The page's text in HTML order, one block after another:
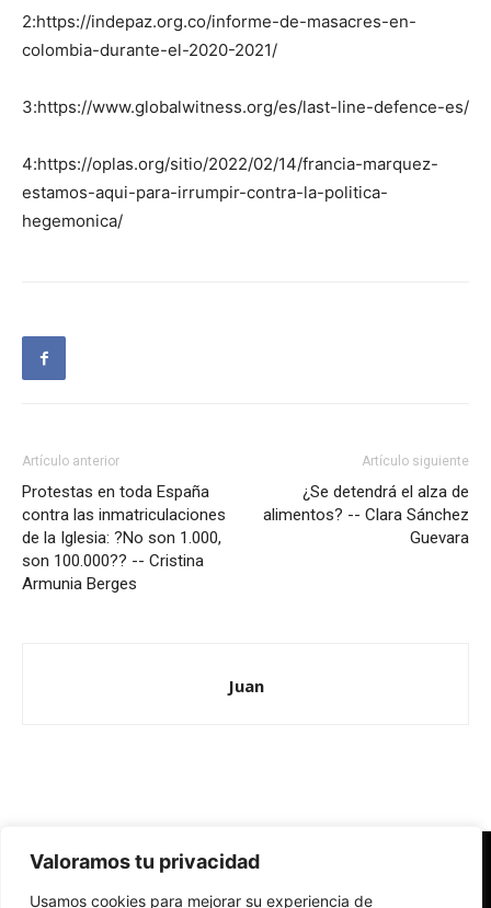
Valoramos tu privacidad
Usamos cookies para mejorar su experiencia de
2:https://indepaz.org.co/informe-de-masacres-en-
colombia-durante-el-2020-2021/
3:https://www.globalwitness.org/es/last-line-defence-es/
4:https://oplas.org/sitio/2022/02/14/francia-marquez-
estamos-aqui-para-irrumpir-contra-la-politica-
hegemonica/
Artículo anterior
Protestas en toda España
contra las inmatriculaciones
de la Iglesia: ?No son 1.000,
son 100.000?? -- Cristina
Armunia Berges
Artículo siguiente
¿Se detendrá el alza de
alimentos? -- Clara Sánchez
Guevara
Juan
Redes Cristianas